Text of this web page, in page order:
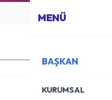
BAŞVURU MERKEZİ
MENÜ
BAŞKAN
KURUMSAL